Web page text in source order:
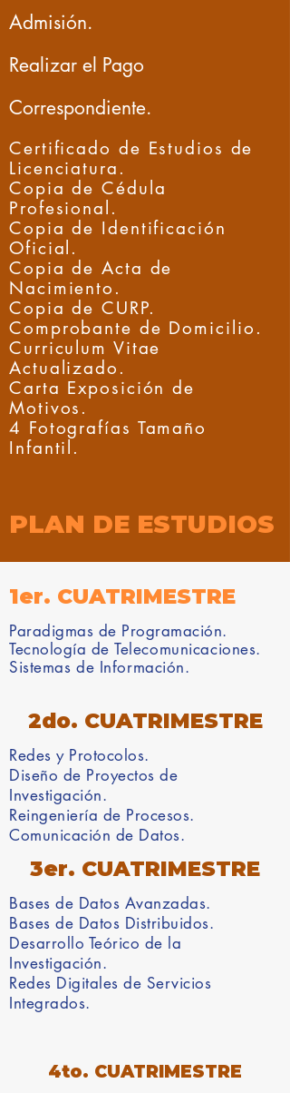
Admisión.
Realizar el Pago
Correspondiente.
Certificado de Estudios de
Licenciatura.
Copia de Cédula
Profesional.
Copia de Identificación
Oficial.
Copia de Acta de
Nacimiento.
Copia de CURP.
Comprobante de Domicilio.
Curriculum Vitae
Actualizado.
Carta Exposición de
Motivos.
4 Fotografías Tamaño
Infantil.
PLAN DE ESTUDIOS
1er. CUATRIMESTRE
Paradigmas de Programación.
Tecnología deTelecomunicaciones.
Sistemas de Información.
2do. CUATRIMESTRE
Redes y Protocolos.
Diseño de Proyectos de
Investigación.
Reingeniería de Procesos.
Comunicación de Datos.
3er. CUATRIMESTRE
Bases de Datos Avanzadas.
Bases de Datos Distribuidos.
Desarrollo Teórico de la
Investigación.
Redes Digitales de Servicios
Integrados.
4to. CUATRIMESTRE